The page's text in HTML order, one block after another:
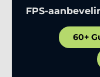
FPS-
60+